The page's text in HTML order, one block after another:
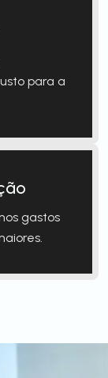
para a
gastos